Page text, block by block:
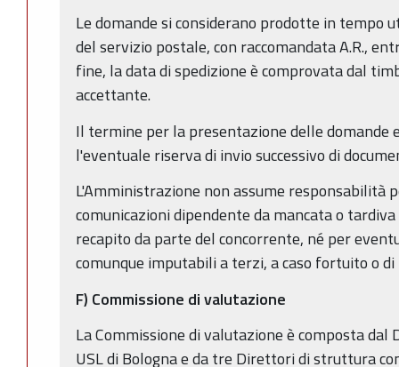
Le domande si considerano prodotte in tempo
del servizio postale, con raccomandata A.R.,
fine, la data di spedizione è comprovata dal
accettante.
Il termine per la presentazione delle domande
l'eventuale riserva di invio successivo di
L'Amministrazione non assume responsabilità
comunicazioni dipendente da mancata o
recapito da parte del concorrente, né per
comunque imputabili a terzi, a caso fortuito o
F) Commissione di valutazione
La Commissione di valutazione è composta
USL di Bologna e da tre Direttori di struttura